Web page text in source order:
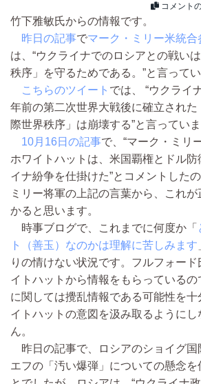
コメント
竹下雅敏氏からの情報です。
昨日の記事でマーク・ミリー米統
は、“ウクライナでのロシアとの戦い
秩序」を守るためである。”と言ってい
こちらのツイート では、 “ウクライ
年前の第二次世界大戦後に確立された
際世界秩序」は崩壊する”と言っていま
10月16日の記事で、“マーク・ミリ
ホワイトハットは、米国覇権とドル
イナ紛争を仕掛けた”とコメントした
ミリー将軍の上記の言葉から、これ
かると思います。
時事ブログで、これまでに何度か「
ト（善玉）なのかは理解に苦しみます
りの情けない状況です。フルフォー
イトハットから情報をもらっている
に関しては攪乱情報である可能性を
イトハットの意図を汲み取るように
ん。
昨日の記事で、ロシアのショイグ国
エフの「汚い爆弾」についての懸念を